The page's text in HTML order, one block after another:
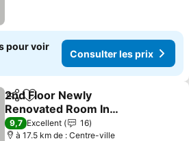
pour voir
Consulter les prix
PartagerAjouter à mes favoris
2nd Floor Newly
Renovated Room In
Hatcher Pass Castle
9,7 Excellent
16
à 17.5 km de : Centre-ville